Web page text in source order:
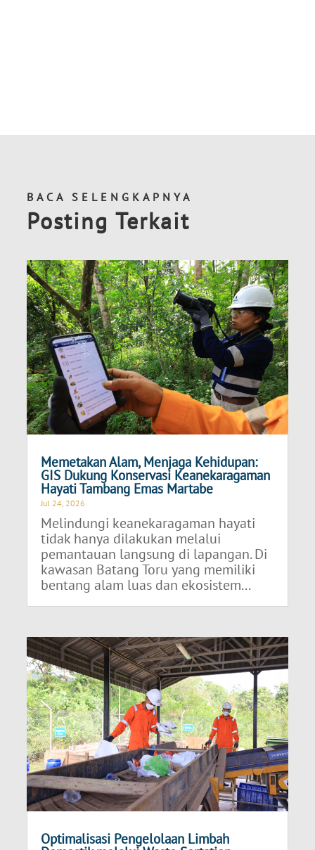
BACA SELENGKAPNYA
Posting Terkait
Memetakan Alam, Menjaga Kehidupan:
GIS Dukung Konservasi Keanekaragaman
Hayati Tambang Emas Martabe
Jul 24, 2026
Melindungi keanekaragaman hayati
tidak hanya dilakukan melalui
pemantauan langsung di lapangan. Di
kawasan Batang Toru yang memiliki
bentang alam luas dan ekosistem...
Optimalisasi Pengelolaan Limbah